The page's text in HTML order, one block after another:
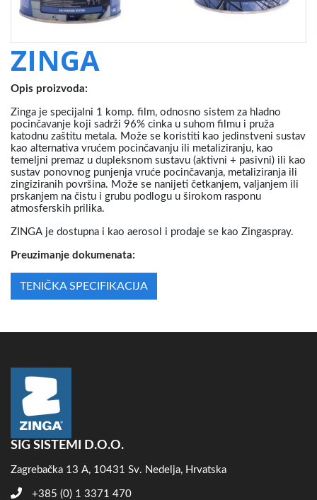
ZINGA
Opis proizvoda:
Zinga je specijalni 1 komp. film, odnosno sistem za hladno
pocinčavanje koji sadrži 96% cinka u suhom filmu i pruža
katodnu zaštitu metala. Može se koristiti kao jedinstveni sustav
kao alternativa vrućem pocinčavanju ili metaliziranju, kao
temeljni premaz u dupleksnom sustavu (aktivni + pasivni) ili kao
sustav ponovnog punjenja vruće pocinčavanja, metaliziranja ili
zingiziranih površina. Može se nanijeti četkanjem, valjanjem ili
prskanjem na čistu i grubu podlogu u širokom rasponu
atmosferskih prilika.
ZINGA je dostupna i kao aerosol i prodaje se kao Zingaspray.
Preuzimanje dokumenata:
TENIČKA SPECIFIKACIJA
SIG SISTEMI D.O.O.
Zagrebačka 13 A, 10431 Sv. Nedelja, Hrvatska
+385 (0) 1 3371 470